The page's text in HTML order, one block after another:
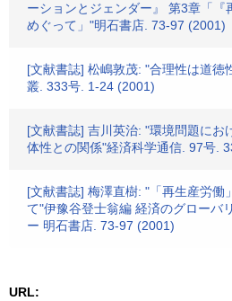
ーションとジェンダー』 第3章「『
めぐって」"明石書店. 73-97 (2001)
[文献書誌] 松嶋敦茂: "合理性は道徳
叢. 333号. 1-24 (2001)
[文献書誌] 吉川英治: "環境問題にお
体性との関係"経済科学通信. 97号.
[文献書誌] 梅澤直樹: "「再生産労働
て"伊豫谷登士翁編 経済のグローバ
ー 明石書店. 73-97 (2001)
URL: